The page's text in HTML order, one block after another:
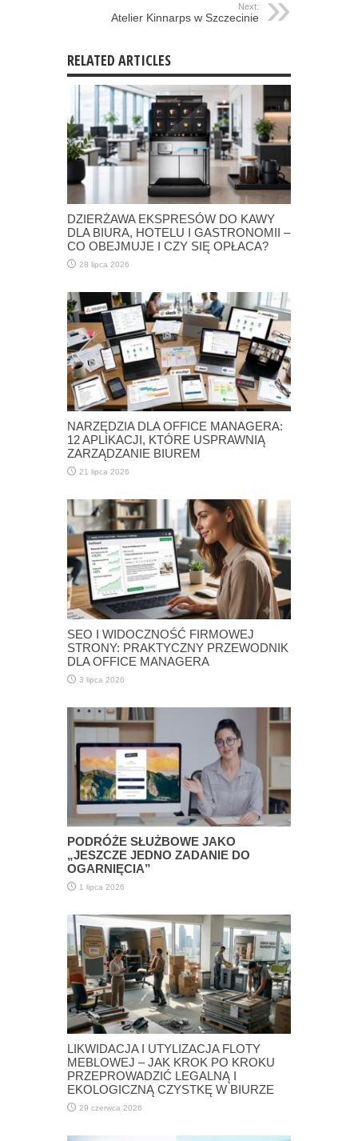
Next:
Atelier Kinnarps w Szczecinie
RELATED ARTICLES
DZIERŻAWA EKSPRESÓW DO KAWY
DLA BIURA, HOTELU I GASTRONOMII –
CO OBEJMUJE I CZY SIĘ OPŁACA?
28 lipca 2026
NARZĘDZIA DLA OFFICE MANAGERA:
12 APLIKACJI, KTÓRE USPRAWNIĄ
ZARZĄDZANIE BIUREM
21 lipca 2026
SEO I WIDOCZNOŚĆ FIRMOWEJ
STRONY: PRAKTYCZNY PRZEWODNIK
DLA OFFICE MANAGERA
3 lipca 2026
PODRÓŻE SŁUŻBOWE JAKO
„JESZCZE JEDNO ZADANIE DO
OGARNIĘCIA”
1 lipca 2026
LIKWIDACJA I UTYLIZACJA FLOTY
MEBLOWEJ – JAK KROK PO KROKU
PRZEPROWADZIĆ LEGALNĄ I
EKOLOGICZNĄ CZYSTKĘ W BIURZE
29 czerwca 2026